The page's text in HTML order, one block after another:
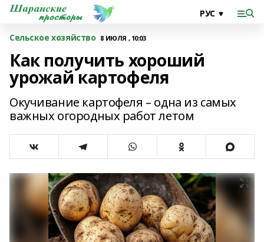
Сельское хозяйство 8 ИЮЛЯ , 10:03
Как получить хороший
урожай картофеля
Окучивание картофеля – одна из самых
важных огородных работ летом